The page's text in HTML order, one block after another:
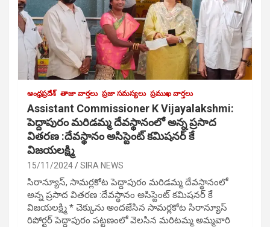
ఆంధ్రప్రదేశ్ తాజా వార్తలు ప్రజా సమస్యలు ప్రముఖ వార్తలు
Assistant Commissioner K Vijayalakshmi:
పెద్దాపురం మరిడమ్మ దేవస్థానంలో అన్న ప్రసాద
వితరణ :దేవస్థానం అసిస్టెంట్ కమిషనర్ కే
విజయలక్ష్మి
15/11/2024 SIRA NEWS
సిరాన్యూస్, సామర్లకోట పెద్దాపురం మరిడమ్మ దేవస్థానంలో
అన్న ప్రసాద వితరణ :దేవస్థానం అసిస్టెంట్ కమిషనర్ కే
విజయలక్ష్మి * చెక్కును అందజేసిన సామర్లకోట సిరాన్యూస్
రిపోర్టర్ పెద్దాపురం పట్టణంలో వెలసిన మరిటమ్మ అమ్మవారి